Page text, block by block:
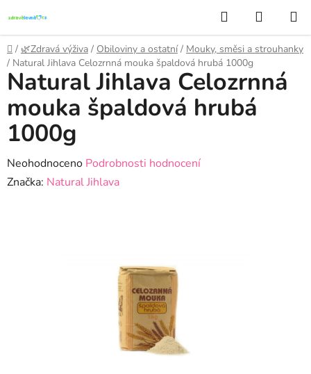
na
obsah
Hledat
KOŠÍK
Domů
/ 🌿Zdravá výživa / Obiloviny a ostatní / Mouky, směsi a strouhanky
/ Natural Jihlava Celozrnná mouka špaldová hrubá 1000g
Natural Jihlava Celozrnná
mouka špaldová hrubá
1000g
Průměrné
hodnocení
Neohodnoceno Podrobnosti hodnocení
Značka: Natural Jihlava